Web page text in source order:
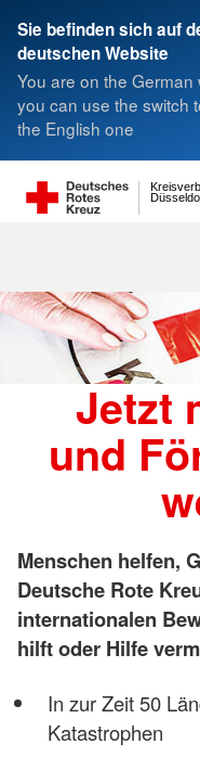
Sie befinden sich auf
deutschen Website
You are on the German
you can use the switch
the English one
Jetzt
und
Menschen helfen,
Deutsche Rote
internationalen
hilft oder Hilfe
In zur Zeit 50
Katastrophen